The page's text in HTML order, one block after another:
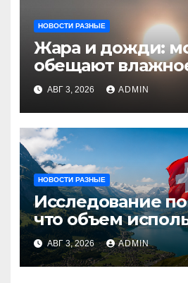
НОВОСТИ РАЗНЫЕ
Жара и дожди:
обещают
августа
АВГ 3, 2026 ADMIN
НОВОСТИ РАЗНЫЕ
Исследование
что объем
криптовалют в
в два раза
аналогичный
АВГ 3, 2026 ADMIN